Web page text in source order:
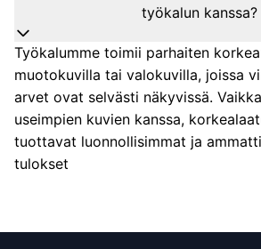
työkalun kanssa?
Työkalumme toimii parhaiten
muotokuvilla tai valokuvilla, joissa
arvet ovat selvästi näkyvissä.
useimpien kuvien kanssa,
tuottavat luonnollisimmat ja
tulokset